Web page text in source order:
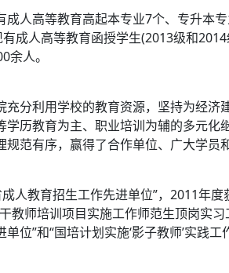
人高等教育高起本专业7个、专升本
成人高等教育函授学生(2013级和
余人。
分利用学校的教育资源，坚持为经济
学历教育为主、职业培训为辅的多元
范有序，赢得了合作单位、广大学员
教育招生工作先进单位”，2011年度
教师培训项目实施工作师范生顶岗实
位”和“国培计划实施‘影子教师’实践工